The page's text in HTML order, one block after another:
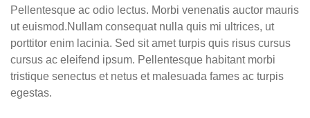
Pellentesque ac odio lectus. Morbi venenatis auctor mauris
ut euismod.Nullam consequat nulla quis mi ultrices, ut
porttitor enim lacinia. Sed sit amet turpis quis risus cursus
cursus ac eleifend ipsum. Pellentesque habitant morbi
tristique senectus et netus et malesuada fames ac turpis
egestas.